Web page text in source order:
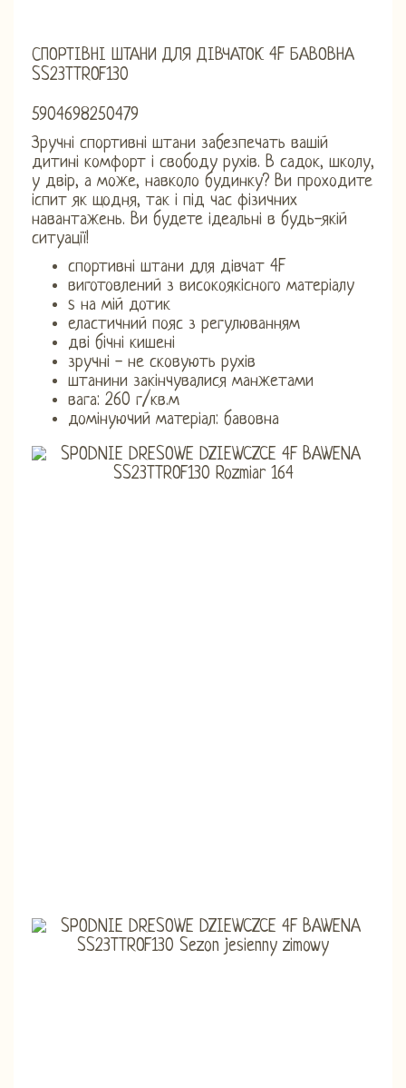
СПОРТІВНІ ШТАНИ ДЛЯ ДІВЧАТОК 4F БАВОВНА
SS23TTROF130
5904698250479
Зручні спортивні штани забезпечать вашій
дитині комфорт і свободу рухів. В садок, школу,
у двір, а може, навколо будинку? Ви проходите
іспит як щодня, так і під час фізичних
навантажень. Ви будете ідеальні в будь-якій
ситуації!
спортивні штани для дівчат 4F
виготовлений з високоякісного матеріалу
s на мій дотик
еластичний пояс з регулюванням
дві бічні кишені
зручні - не сковують рухів
штанини закінчувалися манжетами
вага: 260 г/кв.м
домінуючий матеріал: бавовна